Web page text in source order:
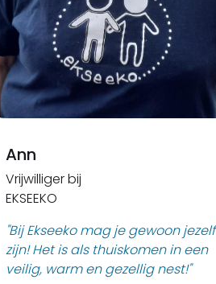
Ann
Vrijwilliger bij
EKSEEKO
"Bij Ekseeko mag je gewoon jezelf
zijn! Het is als thuiskomen in een
veilig, warm en gezellig nest!"